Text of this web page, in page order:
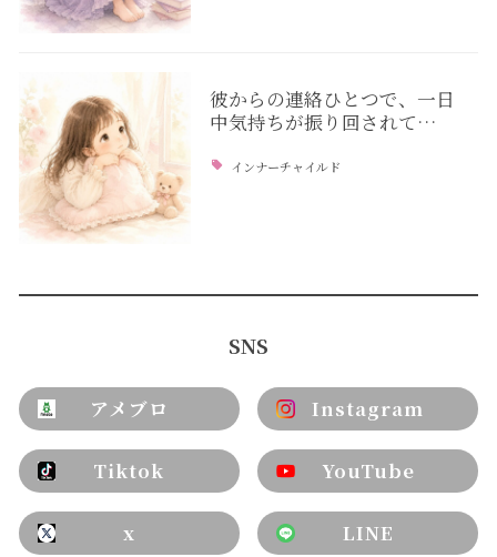
彼からの連絡ひとつで、一日
中気持ちが振り回されて…
インナーチャイルド
SNS
アメブロ Instagram
Tiktok YouTube
x LINE